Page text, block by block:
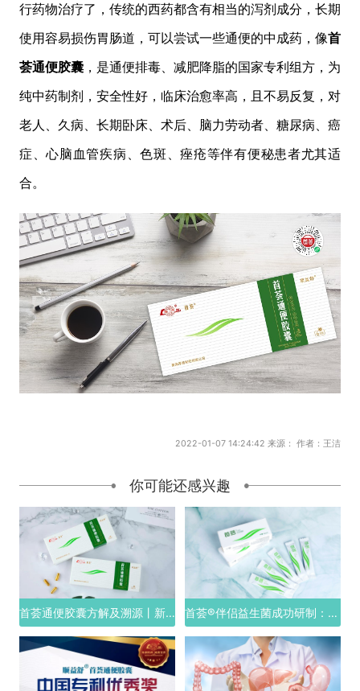
行药物治疗了，传统的西药都含有相当的泻剂成分，长期
使用容易损伤胃肠道，可以尝试一些通便的中成药，像首
荟通便胶囊，是通便排毒、减肥降脂的国家专利组方，为
纯中药制剂，安全性好，临床治愈率高，且不易反复，对
老人、久病、长期卧床、术后、脑力劳动者、糖尿病、癌
症、心脑血管疾病、色斑、痤疮等伴有便秘患者尤其适
合。
2022-01-07 14:24:42 来源： 作者：王洁
你可能还感兴趣
首荟通便胶囊方解及溯源丨新版解读 首荟®伴侣益生菌成功研制：从独家配方解析，它为何是乳酸菌类的便秘“克星”